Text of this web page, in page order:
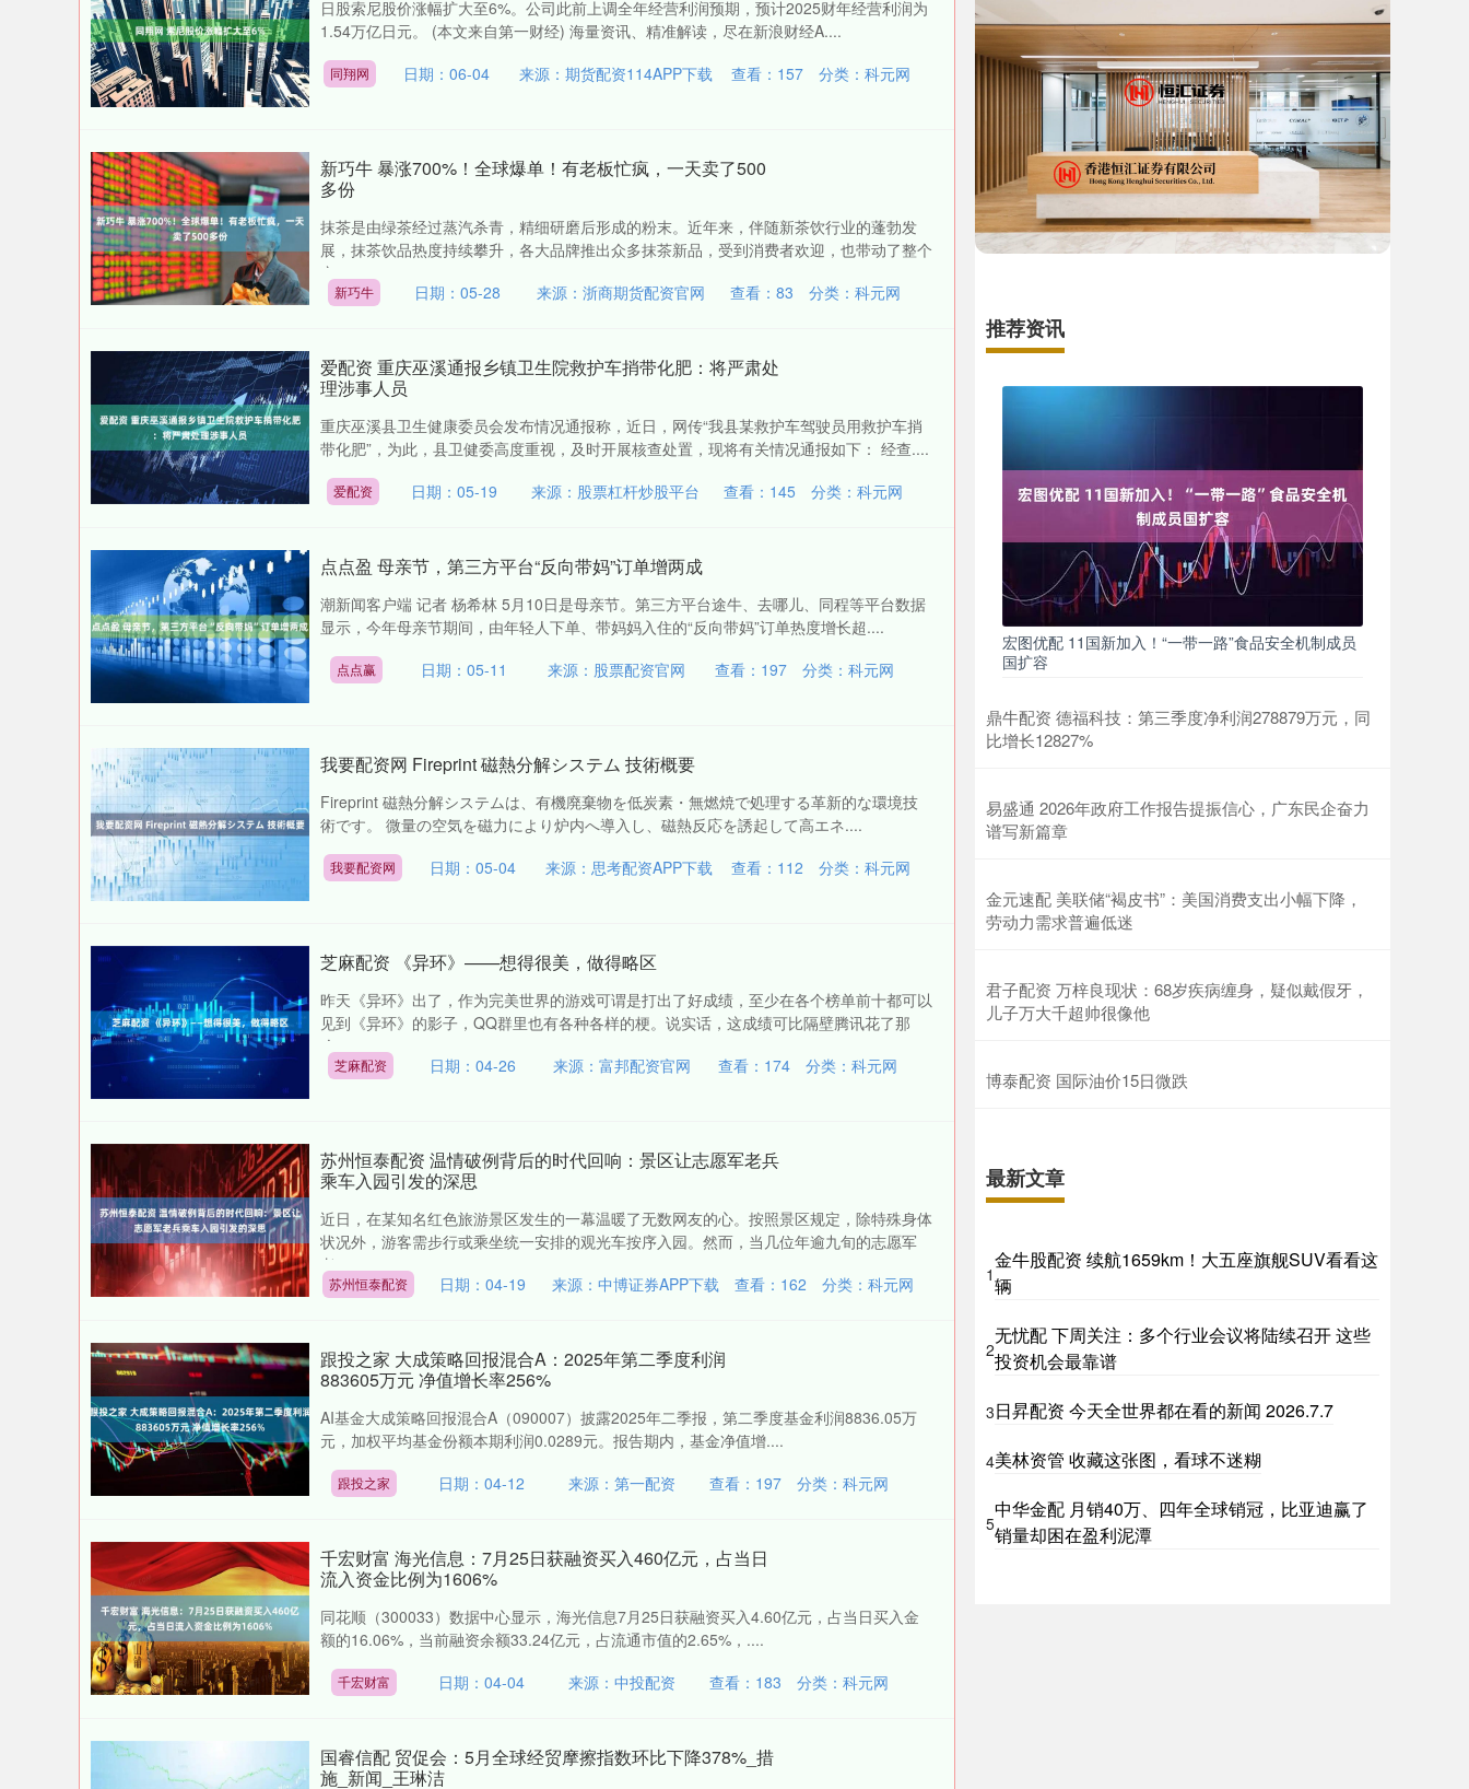
日股索尼股价涨幅扩大至6%。公司此前上调全年经营利润预期，预计2025财年经营利润为
1.54万亿日元。 (本文来自第一财经) 海量资讯、精准解读，尽在新浪财经A....
同翔网 日期：06-04 来源：期货配资114APP下载 查看： 157 分类： 科元网
新巧牛 暴涨700%！全球爆单！有老板忙疯，一天卖了500
多份
抹茶是由绿茶经过蒸汽杀青，精细研磨后形成的粉末。近年来，伴随新茶饮行业的蓬勃发
展，抹茶饮品热度持续攀升，各大品牌推出众多抹茶新品，受到消费者欢迎，也带动了整个
产....
新巧牛 日期：05-28 来源：浙商期货配资官网 查看： 83 分类： 科元网
爱配资 重庆巫溪通报乡镇卫生院救护车捎带化肥：将严肃处
理涉事人员
重庆巫溪县卫生健康委员会发布情况通报称，近日，网传“我县某救护车驾驶员用救护车捎
带化肥”，为此，县卫健委高度重视，及时开展核查处置，现将有关情况通报如下： 经查....
爱配资 日期：05-19 来源：股票杠杆炒股平台 查看： 145 分类： 科元网
点点盈 母亲节，第三方平台“反向带妈”订单增两成
潮新闻客户端 记者 杨希林 5月10日是母亲节。第三方平台途牛、去哪儿、同程等平台数据
显示，今年母亲节期间，由年轻人下单、带妈妈入住的“反向带妈”订单热度增长超....
点点赢 日期：05-11 来源：股票配资官网 查看： 197 分类： 科元网
我要配资网 Fireprint 磁熱分解システム 技術概要
Fireprint 磁熱分解システムは、有機廃棄物を低炭素・無燃焼で処理する革新的な環境技
術です。 微量の空気を磁力により炉内へ導入し、磁熱反応を誘起して高エネ....
我要配资网 日期：05-04 来源：思考配资APP下载 查看： 112 分类： 科元网
芝麻配资 《异环》——想得很美，做得略区
昨天《异环》出了，作为完美世界的游戏可谓是打出了好成绩，至少在各个榜单前十都可以
见到《异环》的影子，QQ群里也有各种各样的梗。说实话，这成绩可比隔壁腾讯花了那
么....
芝麻配资 日期：04-26 来源：富邦配资官网 查看： 174 分类：科元网
苏州恒泰配资 温情破例背后的时代回响：景区让志愿军老兵
乘车入园引发的深思
近日，在某知名红色旅游景区发生的一幕温暖了无数网友的心。按照景区规定，除特殊身体
状况外，游客需步行或乘坐统一安排的观光车按序入园。然而，当几位年逾九旬的志愿军
老....
苏州恒泰配资 日期：04-19 来源：中博证券APP下载 查看： 162 分类：科元网
跟投之家 大成策略回报混合A：2025年第二季度利润
883605万元 净值增长率256%
AI基金大成策略回报混合A（090007）披露2025年二季报，第二季度基金利润8836.05万
元，加权平均基金份额本期利润0.0289元。报告期内，基金净值增....
跟投之家 日期：04-12 来源：第一配资 查看： 197 分类： 科元网
千宏财富 海光信息：7月25日获融资买入460亿元，占当日
流入资金比例为1606%
同花顺（300033）数据中心显示，海光信息7月25日获融资买入4.60亿元，占当日买入金
额的16.06%，当前融资余额33.24亿元，占流通市值的2.65%，....
千宏财富 日期：04-04 来源：中投配资 查看： 183 分类： 科元网
国睿信配 贸促会：5月全球经贸摩擦指数环比下降378%_措
施_新闻_王琳洁
推荐资讯
宏图优配 11国新加入！“一带一路”食品安全机制成员
国扩容
鼎牛配资 德福科技：第三季度净利润278879万元，同
比增长12827%
易盛通 2026年政府工作报告提振信心，广东民企奋力
谱写新篇章
金元速配 美联储“褐皮书”：美国消费支出小幅下降，
劳动力需求普遍低迷
君子配资 万梓良现状：68岁疾病缠身，疑似戴假牙，
儿子万大千超帅很像他
博泰配资 国际油价15日微跌
最新文章
1
金牛股配资 续航1659km！大五座旗舰SUV看看这
辆
2
无忧配 下周关注：多个行业会议将陆续召开 这些
投资机会最靠谱
3日昇配资 今天全世界都在看的新闻 2026.7.7
4美林资管 收藏这张图，看球不迷糊
5
中华金配 月销40万、四年全球销冠，比亚迪赢了
销量却困在盈利泥潭